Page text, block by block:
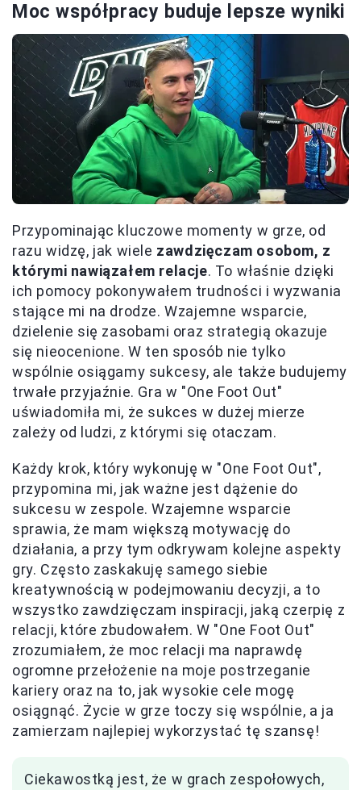
Moc współpracy buduje lepsze wyniki
Przypominając kluczowe momenty w grze, od
razu widzę, jak wiele zawdzięczam osobom, z
którymi nawiązałem relacje. To właśnie dzięki
ich pomocy pokonywałem trudności i wyzwania
stające mi na drodze. Wzajemne wsparcie,
dzielenie się zasobami oraz strategią okazuje
się nieocenione. W ten sposób nie tylko
wspólnie osiągamy sukcesy, ale także budujemy
trwałe przyjaźnie. Gra w "One Foot Out"
uświadomiła mi, że sukces w dużej mierze
zależy od ludzi, z którymi się otaczam.
Każdy krok, który wykonuję w "One Foot Out",
przypomina mi, jak ważne jest dążenie do
sukcesu w zespole. Wzajemne wsparcie
sprawia, że mam większą motywację do
działania, a przy tym odkrywam kolejne aspekty
gry. Często zaskakuję samego siebie
kreatywnością w podejmowaniu decyzji, a to
wszystko zawdzięczam inspiracji, jaką czerpię z
relacji, które zbudowałem. W "One Foot Out"
zrozumiałem, że moc relacji ma naprawdę
ogromne przełożenie na moje postrzeganie
kariery oraz na to, jak wysokie cele mogę
osiągnąć. Życie w grze toczy się wspólnie, a ja
zamierzam najlepiej wykorzystać tę szansę!
Ciekawostką jest, że w grach zespołowych,